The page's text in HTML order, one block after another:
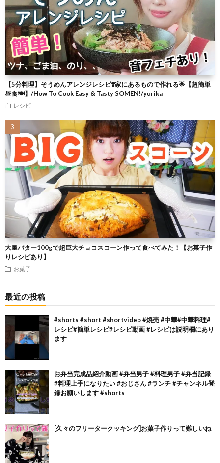
【5分料理】そうめんアレンジレシピ❣️家にあるもので作れる🌟【超簡単
昼食🍽】/How To Cook Easy & Tasty SOMEN!/yurika
レシピ
大量バター100gで超巨大チョコスコーン作って食べてみた！【お菓子作
りレシピあり】
お菓子
最近の投稿
#shorts #short #shortvideo #焼売 #中華#中華料理#
レシピ#簡単レシピ#レシピ動画 #レシピは説明欄にあり
ます
お弁当完成品紹介動画 #弁当男子 #料理男子 #弁当記録
#料理上手になりたい #おじさん #ランチ #チャンネル登
録お願いします #shorts
[久々のフリータークッキング]お菓子作りって難しいね